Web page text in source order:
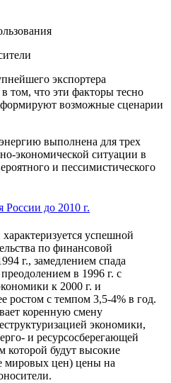
экспортера
в том, что эти факторы тесно
возможные сценарии
выполнена для трех
экономической ситуации в
и пессимистического
успешной
по финансовой
г., замедлением спада
в 1996 г. с
к 2000 г. и
ростом с темпом 3,5-4% в год.
коренную смену
экономики,
и ресурсосберегающей
которой будут высокие
мировых цен) цены на